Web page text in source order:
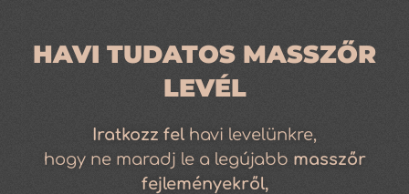
HAVI TUDATOS MASSZŐR
LEVÉL
Iratkozz fel havi levelünkre,
hogy ne maradj le a legújabb masszőr
fejleményekről,